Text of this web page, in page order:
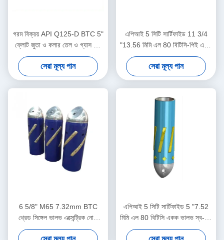
গরম বিক্রয় API Q125-D BTC 5"
ফ্লোট জুতা ও কলার তেল ও গ্যাস কূপ
সিমেন্টিং এর জন্য ডাবল-ভালভ
সেরা মূল্য পান
এপিআই 5 সিটি সার্টিফাইড 11 3/4
"13.56 মিমি এল 80 বিটিসি-পিই একক
ভালভ এক্সেনট্রিক নস অ্যালুমিনিয়াম খাদ
ফ্লোট জুতা তেল ও গ্যাস শিল্পের জন্য
সেরা মূল্য পান
6 5/8" M65 7.32mm BTC
থ্রেড সিঙ্গেল ভালভ এক্সেন্ট্রিক নোজ
ফ্লোট শু তেলক্ষেত্র সিমেন্টিং
এপিআই 5 সিটি সার্টিফাইড 5 "7.52
মিমি এল 80 বিটিসি একক ভালভ স্ব-লক
অ্যালুমিনিয়াম খাদ ফ্লোট জুতা তেল ও